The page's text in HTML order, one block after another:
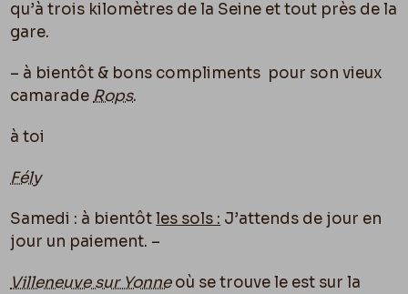
qu’à trois kilomètres de la Seine et tout près de la
gare.
– à bientôt & bons compliments pour son vieux
camarade Rops.
à toi
Fély
Samedi : à bientôtles sols : J’attends de jour en
jour un paiement. –
Villeneuve sur Yonneoù se trouve le est sur la